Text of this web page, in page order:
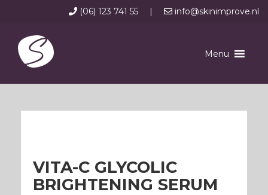
(06) 123 741 55 | info@skinimprove.nl
Menu
VITA-C GLYCOLIC
BRIGHTENING SERUM